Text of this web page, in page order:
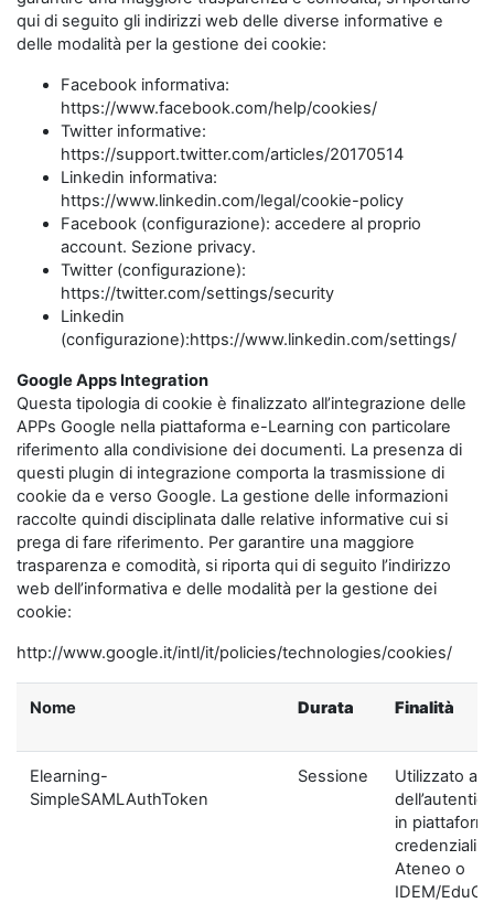
qui di seguito gli indirizzi web delle diverse informative e
delle modalità per la gestione dei cookie:
Facebook informativa:
https://www.facebook.com/help/cookies/
Twitter informative:
https://support.twitter.com/articles/20170514
Linkedin informativa:
https://www.linkedin.com/legal/cookie-policy
Facebook (configurazione): accedere al proprio
account. Sezione privacy.
Twitter (configurazione):
https://twitter.com/settings/security
Linkedin
(configurazione):https://www.linkedin.com/settings/
Google Apps Integration
Questa tipologia di cookie è finalizzato all’integrazione delle
APPs Google nella piattaforma e-Learning con particolare
riferimento alla condivisione dei documenti. La presenza di
questi plugin di integrazione comporta la trasmissione di
cookie da e verso Google. La gestione delle informazioni
raccolte quindi disciplinata dalle relative informative cui si
prega di fare riferimento. Per garantire una maggiore
trasparenza e comodità, si riporta qui di seguito l’indirizzo
web dell’informativa e delle modalità per la gestione dei
cookie:
http://www.google.it/intl/it/policies/technologies/cookies/
Nome Durata Finalità
Elearning-
SimpleSAMLAuthToken
Sessione
Utilizzato ai
in
credenziali di
Ateneo o
IDEM/